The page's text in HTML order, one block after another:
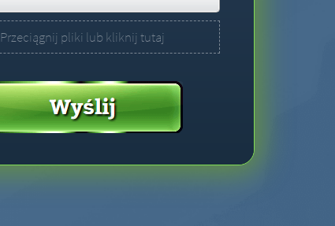
Przeciągnij pliki lub kliknij tutaj